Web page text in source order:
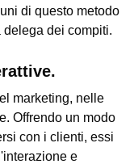
di questo metodo
dei compiti.
marketing, nelle
Offrendo un modo
con i clienti, essi
e